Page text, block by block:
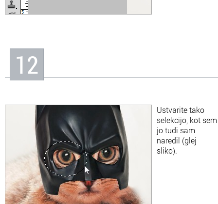
12
Ustvarite tako
selekcijo, kot sem
jo tudi sam
naredil (glej
sliko).